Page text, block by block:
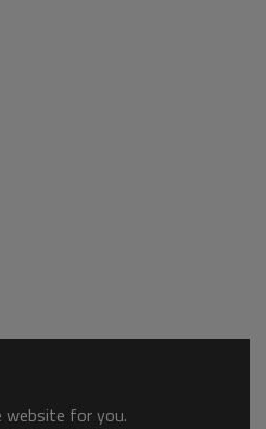
website for you.